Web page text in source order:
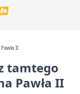
II
tamtego
Pawła II